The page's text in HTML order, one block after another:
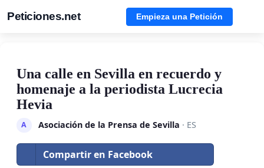
Peticiones.net Empieza una Petición
Una calle en Sevilla en recuerdo y
homenaje a la periodista Lucrecia
Hevia
A Asociación de la Prensa de Sevilla · ES
Compartir en Facebook